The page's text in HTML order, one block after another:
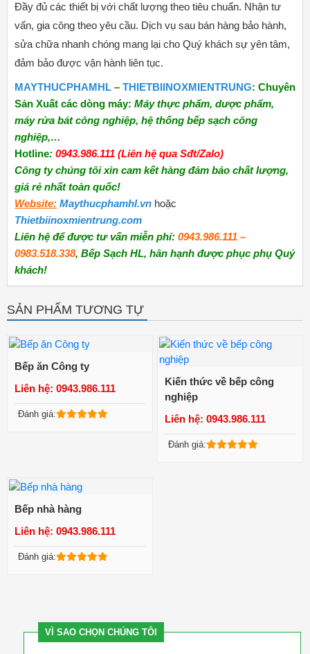
Đầy đủ các thiết bị với chất lượng theo tiêu chuẩn. Nhận tư
vấn, gia công theo yêu cầu. Dịch vụ sau bán hàng bảo hành,
sửa chữa nhanh chóng mang lại cho Quý khách sự yên tâm,
đảm bảo được vận hành liên tục.
MAYTHUCPHAMHL – THIETBIINOXMIENTRUNG: Chuyên
Sản Xuất các dòng máy: Máy thực phẩm, dược phẩm,
máy rửa bát công nghiệp, hệ thống bếp sạch công
nghiệp,…
Hotline: 0943.986.111 (Liên hệ qua Sđt/Zalo)
Công ty chúng tôi xin cam kết hàng đảm bảo chất lượng,
giá rẻ nhất toàn quốc!
Website: Maythucphamhl.vn hoặc
Thietbiinoxmientrung.com
Liên hệ để được tư vấn miễn phí: 0943.986.111 –
0983.518.338, Bếp Sạch HL, hân hạnh được phục phụ Quý
khách!
SẢN PHẨM TƯƠNG TỰ
Xem chi tiết
Bếp ăn Công ty
Liên hệ: 0943.986.111
Đánh giá: Xem chi tiết
Kiến thức về bếp công
nghiệp
Liên hệ: 0943.986.111
Đánh giá:
Xem chi tiết
Bếp nhà hàng
Liên hệ: 0943.986.111
Đánh giá:
VÌ SAO CHỌN CHÚNG TÔI